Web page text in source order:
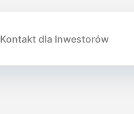
Kontakt dla Inwestorów